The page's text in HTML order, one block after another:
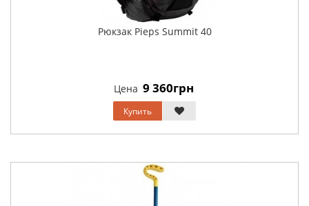
Рюкзак Pieps Summit 40
Цена 9 360грн
Купить